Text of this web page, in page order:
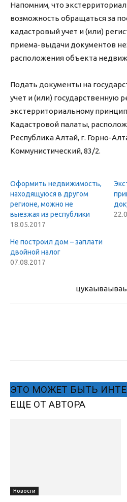
Напомним, что
возможность обращаться за
кадастровый учет и (или)
приема-выдачи документов
расположения объекта
Подать документы на
учет и (или) государственную
экстерриториальному
Кадастровой палаты,
Республика Алтай, г. Горно-
Коммунистический, 83/2.
Оформить недвижимость,
находящуюся в другом
регионе, можно не
выезжая из республики
18.05.2017
Не построил дом – заплати
двойной налог
07.08.2017
цукаыва
ЭТО МОЖЕТ БЫТЬ
ЕЩЕ ОТ АВТОРА
Новости